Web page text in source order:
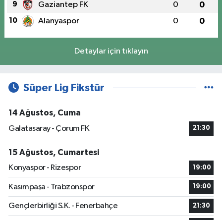
9 Gaziantep FK 0 0
10 Alanyaspor 0 0
Detaylar için tıklayın
Süper Lig Fikstür
14 Ağustos, Cuma
Galatasaray - Çorum FK
21:30
15 Ağustos, Cumartesi
Konyaspor - Rizespor
19:00
Kasımpaşa - Trabzonspor 19:00
Gençlerbirliği S.K. - Fenerbahçe 21:30